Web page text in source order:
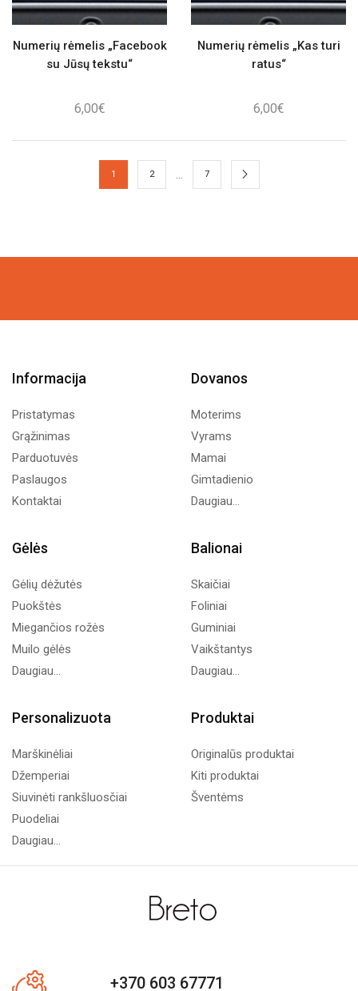
Numerių rėmelis „Facebook
su Jūsų tekstu“
6,00€
Numerių rėmelis „Kas turi
ratus“
6,00€
1 2 … 7
Informacija
Pristatymas
Grąžinimas
Parduotuvės
Paslaugos
Kontaktai
Dovanos
Moterims
Vyrams
Mamai
Gimtadienio
Daugiau...
Gėlės
Gėlių dėžutės
Puokštės
Miegančios rožės
Muilo gėlės
Daugiau...
Balionai
Skaičiai
Foliniai
Guminiai
Vaikštantys
Daugiau...
Personalizuota
Marškinėliai
Džemperiai
Siuvinėti rankšluosčiai
Puodeliai
Daugiau...
Produktai
Originalūs produktai
Kiti produktai
Šventėms
+370 603 67771